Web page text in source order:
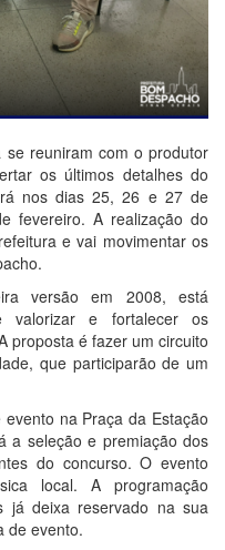
se reuniram com o produtor
os últimos detalhes do
nos dias 25, 26 e 27 de
fevereiro. A realização do
e vai movimentar os
versão em 2008, está
valorizar e fortalecer os
proposta é fazer um circuito
que participarão de um
na Praça da Estação
a seleção e premiação dos
do concurso. O evento
local. A programação
já deixa reservado na sua
de evento.